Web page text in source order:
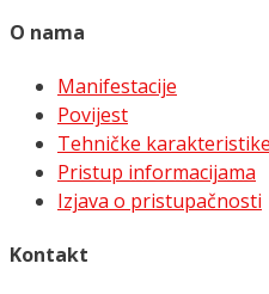
O nama
Manifestacije
Povijest
Tehničke karakteristike
Pristup informacijama
Izjava o pristupačnosti
Kontakt